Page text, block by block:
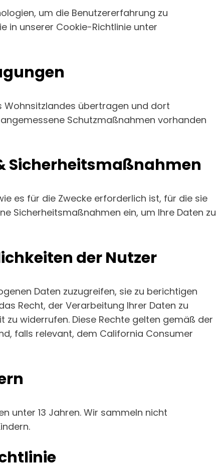
um die Benutzererfahrung zu
in unserer Cookie-Richtlinie unter
Wohnsitzlandes übertragen und dort
Schutzmaßnahmen vorhanden
Sicherheitsmaßnahmen
es für die Zwecke erforderlich ist, für die sie
Sicherheitsmaßnahmen ein, um Ihre Daten zu
der Nutzer
Daten zuzugreifen, sie zu berichtigen
Recht, der Verarbeitung Ihrer Daten zu
zu widerrufen. Diese Rechte gelten gemäß der
falls relevant, dem California Consumer
unter 13 Jahren. Wir sammeln nicht